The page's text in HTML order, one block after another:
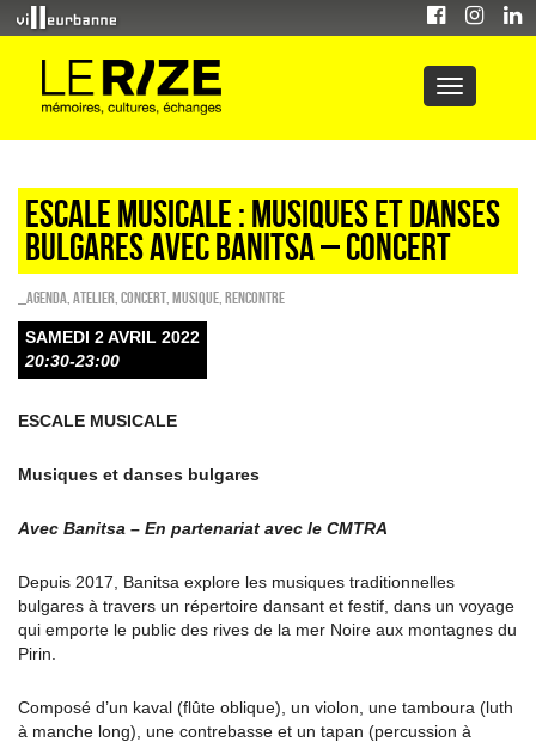
ESCALE MUSICALE : Musiques et danses
bulgares avec Banitsa – Concert
_Agenda Atelier Concert Musique Rencontre
SAMEDI 2 AVRIL 2022
20:30-23:00
ESCALE MUSICALE
Musiques et danses bulgares
Avec Banitsa – En partenariat avec le CMTRA
Depuis 2017, Banitsa explore les musiques traditionnelles
bulgares à travers un répertoire dansant et festif, dans un voyage
qui emporte le public des rives de la mer Noire aux montagnes du
Pirin.
Composé d’un kaval (flûte oblique), un violon, une tamboura (luth
à manche long), une contrebasse et un tapan (percussion à